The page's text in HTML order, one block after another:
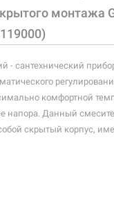
монтажа
- сантехнический
комфортной
напора. Данный
скрытый корпус,
2 зоны).